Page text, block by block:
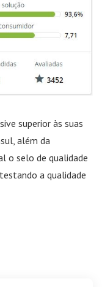
superior às suas
além da
o selo de qualidade
a qualidade